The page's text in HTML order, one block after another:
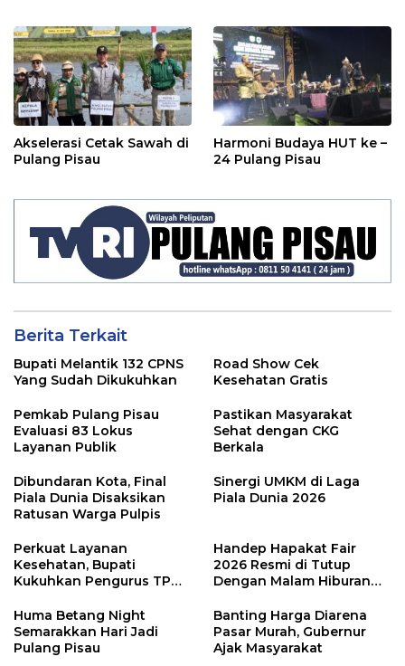
Akselerasi Cetak Sawah di
Pulang Pisau
Harmoni Budaya HUT ke –
24 Pulang Pisau
Berita Terkait
Bupati Melantik 132 CPNS
Yang Sudah Dikukuhkan
Road Show Cek
Kesehatan Gratis
Pemkab Pulang Pisau
Evaluasi 83 Lokus
Layanan Publik
Pastikan Masyarakat
Sehat dengan CKG
Berkala
Dibundaran Kota, Final
Piala Dunia Disaksikan
Ratusan Warga Pulpis
Sinergi UMKM di Laga
Piala Dunia 2026
Perkuat Layanan
Kesehatan, Bupati
Kukuhkan Pengurus TP
Handep Hapakat Fair
2026 Resmi di Tutup
Dengan Malam Hiburan
Huma Betang Night
Semarakkan Hari Jadi
Pulang Pisau
Banting Harga Diarena
Pasar Murah, Gubernur
Ajak Masyarakat